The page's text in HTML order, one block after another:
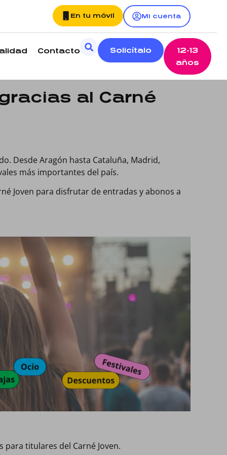
En tu móvil Mi cuenta
Contacto Solicítalo
12-13
años
al Carné
Desde Aragón hasta Cataluña, Madrid,
más importantes del país.
Joven para disfrutar de entradas y abonos a
para titulares del Carné Joven.